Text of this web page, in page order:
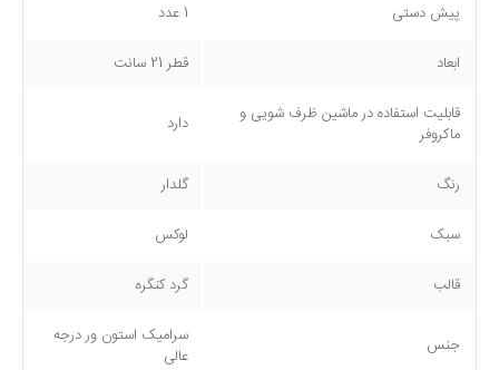
پیش دستی 1 عدد
ابعاد قطر 21 سانت
قابلیت استفاده در ماشین ظرف شویی و
ماکروفر
دارد
رنگ گلدار
سبک لوکس
قالب گرد کنگره
جنس
سرامیک استون ور درجه
عالی